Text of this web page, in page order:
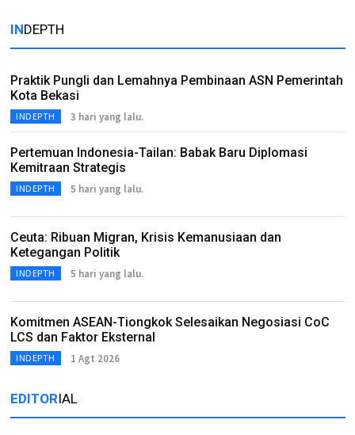
INDEPTH
Praktik Pungli dan Lemahnya Pembinaan ASN Pemerintah
Kota Bekasi
INDEPTH 3 hari yang lalu.
Pertemuan Indonesia-Tailan: Babak Baru Diplomasi
Kemitraan Strategis
INDEPTH 5 hari yang lalu.
Ceuta: Ribuan Migran, Krisis Kemanusiaan dan
Ketegangan Politik
INDEPTH 5 hari yang lalu.
Komitmen ASEAN-Tiongkok Selesaikan Negosiasi CoC
LCS dan Faktor Eksternal
INDEPTH 1 Agt 2026
EDITORIAL